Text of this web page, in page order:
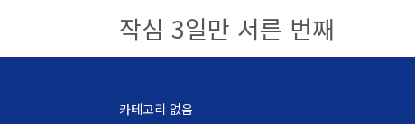
작심 3일만 서른 번째
카테고리 없음